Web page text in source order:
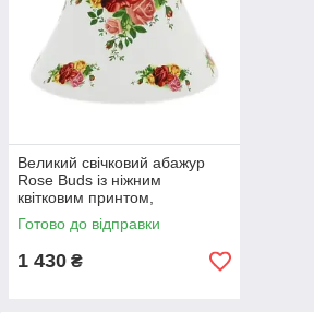
Великий свічковий абажур
Rose Buds із ніжним
квітковим принтом,
декоративний аксесуар для
інтер'єру
Готово до відправки
1 430 ₴